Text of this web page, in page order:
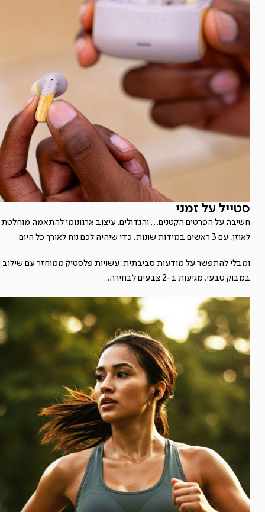
סטייל על זמני
חשיבה על הפרטים הקטנים… והגדולים. עיצוב ארגונומי להתאמה מוחלטת
לאוזן, עם 3 ראשים במידות שונות, כדי שיהיה לכם נוח לאורך כל היום
ומבלי להתפשר על מודעות סביבתית: עשויות פלסטיק ממוחזר עם
במבוק טבעי, מגיעות ב-2 צבעים לבחירה.